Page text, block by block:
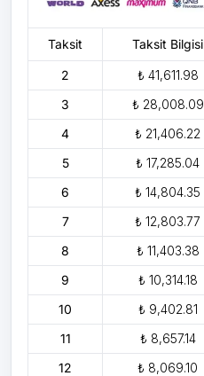
Taksit Taksit Bilgisi
2 ₺ 41,611.98
3
₺ 28,008.09
4
₺ 21,406.22
5
₺ 17,285.04
6
₺ 14,804.35
7
₺ 12,803.77
8
₺ 11,403.38
9
₺ 10,314.18
10
₺ 9,402.81
11
₺ 8,657.14
12
₺ 8,069.10